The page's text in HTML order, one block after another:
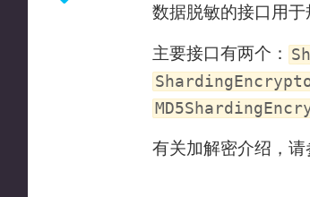
数据脱敏的接口用于
主要接口有两个：
有关加解密介绍，请